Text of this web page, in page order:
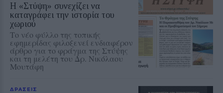
Η «Στύψη» συνεχίζει να
καταγράφει την ιστορία του
χωριού
Το νέο φύλλο της τοπικής
εφημερίδας φιλοξενεί ενδιαφέρον
άρθρο για το φράγμα της Στύψης
και τη μελέτη του Δρ. Νικόλαου
Μουτάφη
ΔΡΑΣΕΙΣ